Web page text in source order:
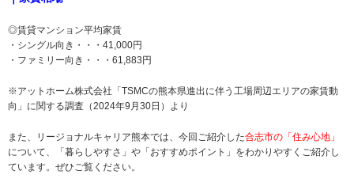
◎賃貸マンション平均家賃
・シングル向き・・・41,000円
・ファミリー向き・・・61,883円
※アットホーム株式会社「TSMCの熊本県進出に伴う工場周辺エリアの家賃動
向」に関する調査（2024年9月30日）より
また、リージョナルキャリア熊本では、今回ご紹介した合志市の「住み心地」
について、「暮らしやすさ」や「おすすめポイント」をわかりやすくご紹介し
ています。ぜひご覧ください。